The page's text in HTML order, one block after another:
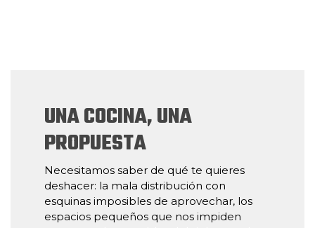
UNA COCINA, UNA
PROPUESTA
Necesitamos saber de qué te quieres
deshacer: la mala distribución con
esquinas imposibles de aprovechar, los
espacios pequeños que nos impiden